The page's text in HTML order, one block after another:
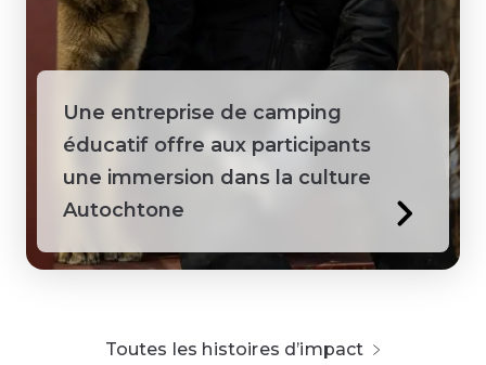
Une entreprise de camping
éducatif offre aux participants
une immersion dans la culture
Autochtone
Toutes les histoires d’impact